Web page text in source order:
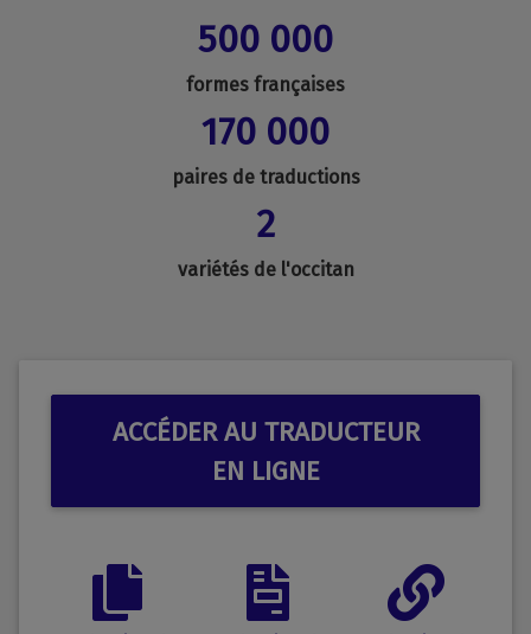
500 000
formes françaises
170 000
paires de traductions
2
variétés de l'occitan
ACCÉDER AU TRADUCTEUR
EN LIGNE